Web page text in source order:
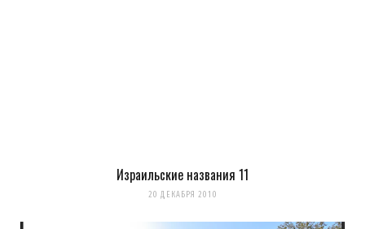
Израильские названия 11
20 ДЕКАБРЯ 2010